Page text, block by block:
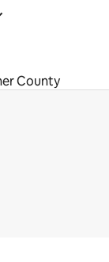
County